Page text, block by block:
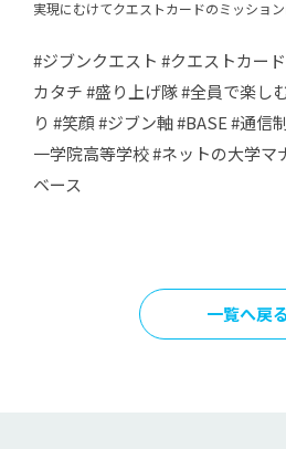
実現にむけてクエストカードのミッショ
#ジブンクエスト #クエストカー
カタチ #盛り上げ隊 #全員で楽し
り #笑顔 #ジブン軸 #BASE #通信
一学院高等学校 #ネットの大学マ
ベース
一覧へ戻る